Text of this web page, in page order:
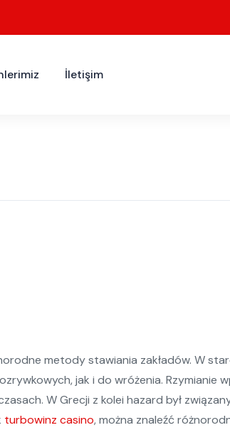
İletişim
metody stawiania zakładów. W
jak i do wróżenia. Rzymianie
W Grecji z kolei hazard był
turbowinz casino, można znaleźć